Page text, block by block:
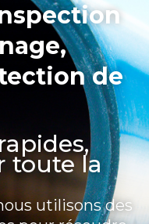
de
toute la
utilisons des